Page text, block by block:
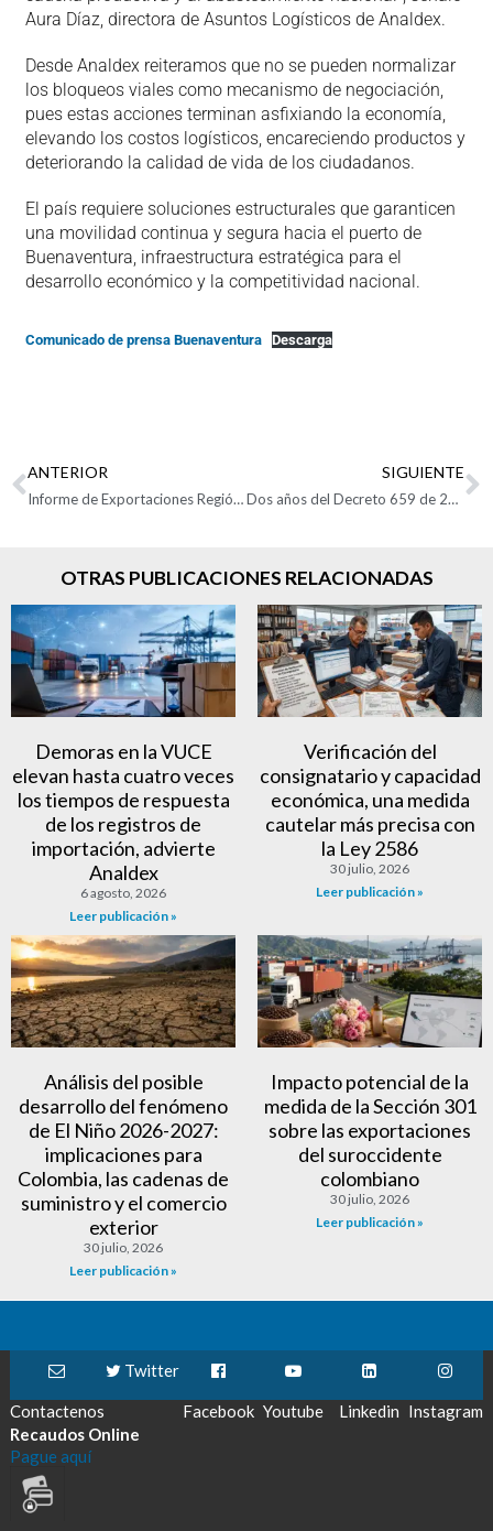
Aura Díaz, directora de Asuntos Logísticos de Analdex.
Desde Analdex reiteramos que no se pueden normalizar
los bloqueos viales como mecanismo de negociación,
pues estas acciones terminan asfixiando la economía,
elevando los costos logísticos, encareciendo productos y
deteriorando la calidad de vida de los ciudadanos.
El país requiere soluciones estructurales que garanticen
una movilidad continua y segura hacia el puerto de
Buenaventura, infraestructura estratégica para el
desarrollo económico y la competitividad nacional.
Comunicado de prensa Buenaventura Descarga
ANTERIOR
Informe de Exportaciones Región Sur Occidente marzo de 2026
SIGUIENTE
Dos años del Decreto 659 de 2024 y el mandato incumplido de la Ley Marco
OTRAS PUBLICACIONES RELACIONADAS
Demoras en la VUCE
elevan hasta cuatro veces
los tiempos de respuesta
de los registros de
importación, advierte
Analdex
6 agosto, 2026
Leer publicación »
Verificación del
consignatario y capacidad
económica, una medida
cautelar más precisa con
la Ley 2586
30 julio, 2026
Leer publicación »
Análisis del posible
desarrollo del fenómeno
de El Niño 2026-2027:
implicaciones para
Colombia, las cadenas de
suministro y el comercio
exterior
30 julio, 2026
Leer publicación »
Impacto potencial de la
medida de la Sección 301
sobre las exportaciones
del suroccidente
colombiano
30 julio, 2026
Leer publicación »
Contactenos
Twitter
Facebook Youtube Linkedin Instagram
Recaudos Online
Pague aquí